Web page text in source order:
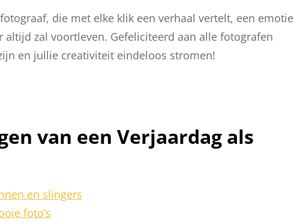
die met elke klik een verhaal vertelt, een emotie
zal voortleven. Gefeliciteerd aan alle fotografen
en jullie creativiteit eindeloos stromen!
van een Verjaardag als
en slingers
foto’s